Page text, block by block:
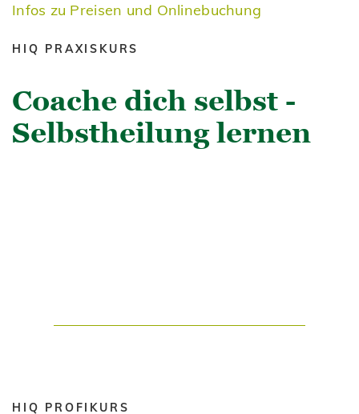
Infos zu Preisen und Onlinebuchung
HIQ PRAXISKURS
Coache dich selbst -
Selbstheilung lernen
HIQ PROFIKURS